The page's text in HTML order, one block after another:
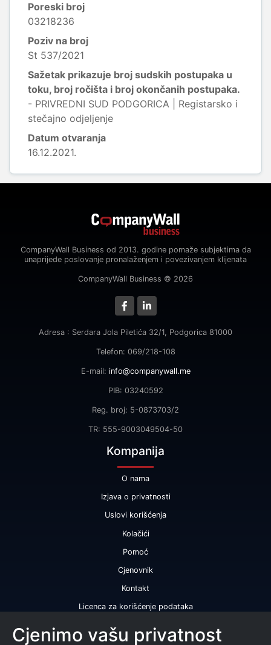
Poreski broj
03218236
Poziv na broj
St 537/2021
Sažetak prikazuje broj sudskih postupaka u
toku, broj ročišta i broj okončanih postupaka.
- PRIVREDNI SUD PODGORICA | Registarsko i
stečajno odjeljenje
Datum otvaranja
16.12.2021.
CompanyWall Business od 2013. godine pomaže subjektima da
unaprijede poslovanje pronalaženjem i povezivanjem klijenata
CompanyWall Business © 2026
Adresa : Serdara Jola Piletića 32/1, Podgorica 81000
Telefon: 069/218-108
E-mail: info@companywall.me
PIB: 03240592
Reg. broj: 5-0873703/2
TR: 555-9003049504-50
Kompanija
O nama
Izjava o privatnosti
Uslovi korišćenja
Kolačići
Pomoć
Cjenovnik
Kontakt
Licenca za korišćenje podataka
Naše usluge
Cjenimo vašu privatnost